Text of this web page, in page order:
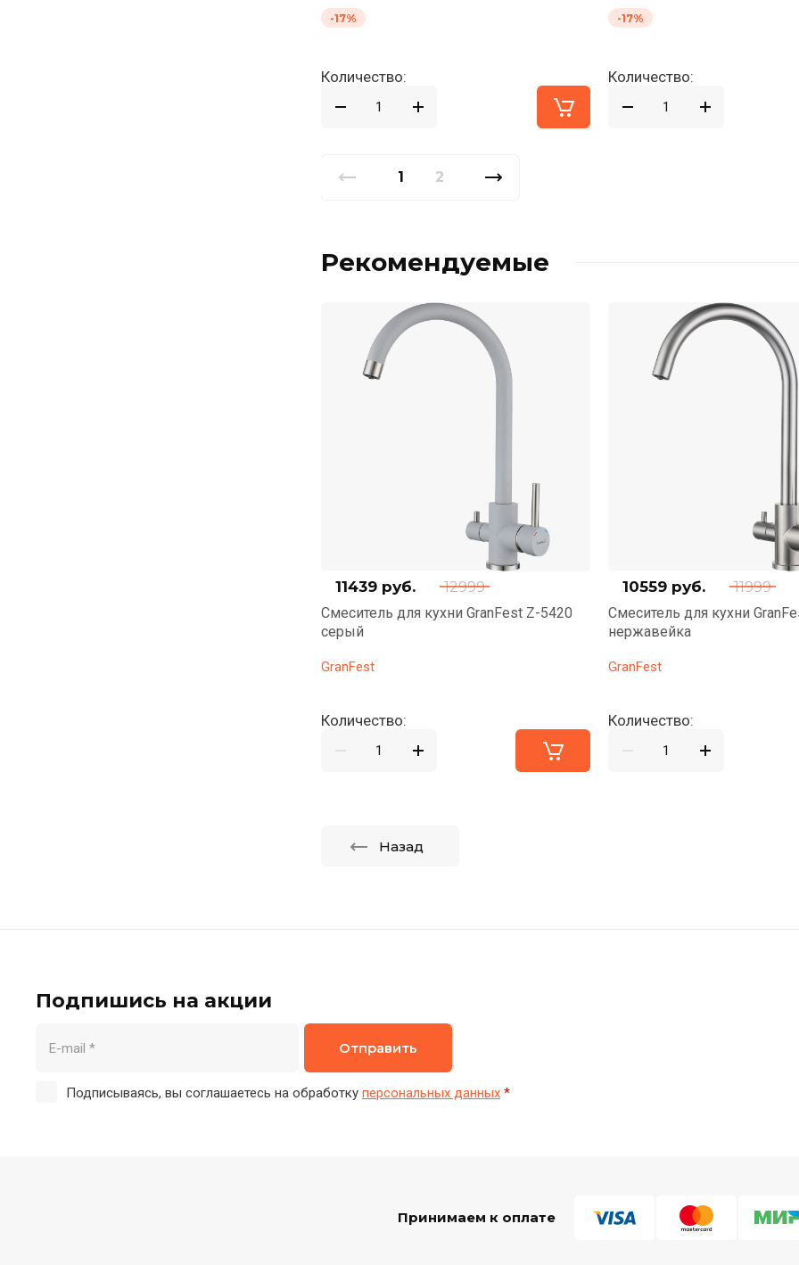
-17%
Количество:
-17%
Количество:
1 2
Рекомендуемые
12999
11439 руб.
Смеситель для кухни GranFest Z-5420
серый
GranFest
Количество:
11999
10559 руб.
Смеситель для кухни
нержавейка
GranFest
Количество:
Назад
Подпишись на акции
Подписываясь, вы соглашаетесь на обработку персональных данных *
Отправить
Принимаем к оплате